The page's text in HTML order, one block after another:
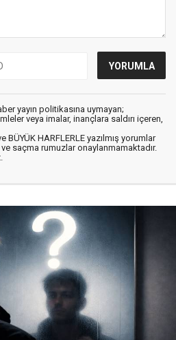
yayın politikasına uymayan;
veya imalar, inançlara saldırı içeren,
BÜYÜK HARFLERLE yazılmış yorumlar
ve saçma rumuzlar onaylanmamaktadır.